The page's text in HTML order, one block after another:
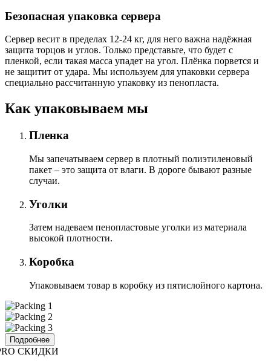
Безопасная упаковка сервера
Сервер весит в пределах 12-24 кг, для него важна надёжная
защита торцов и углов. Только представьте, что будет с
пленкой, если такая масса упадет на угол. Плёнка порвется и
не защитит от удара. Мы используем для упаковки сервера
специально расcчитанную упаковку из пенопласта.
Как упаковываем мы
Пленка
Мы запечатываем сервер в плотный полиэтиленовый
пакет – это защита от влаги. В дороге бывают разные
случаи.
Уголки
Затем надеваем пенопластовые уголки из материала
высокой плотности.
Коробка
Упаковываем товар в коробку из пятислойного картона.
Подробнее
СКИДКИ